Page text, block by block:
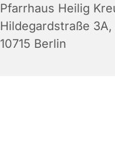
Pfarrhaus Heilig
Hildegardstraße 3A,
10715 Berlin